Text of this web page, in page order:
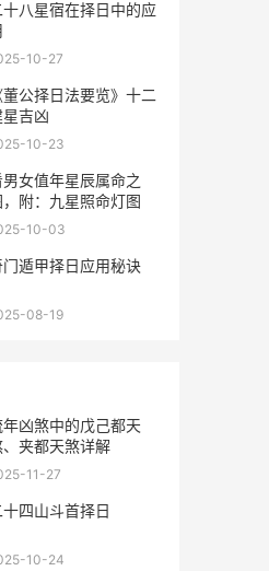
十八星宿在择日中的应
10-27
董公择日法要览》十二
星吉凶
10-23
男女值年星辰属命之
，附：九星照命灯图
10-03
门遁甲择日应用秘诀
08-19
年凶煞中的戊己都天
、夹都天煞详解
11-27
十四山斗首择日
10-24